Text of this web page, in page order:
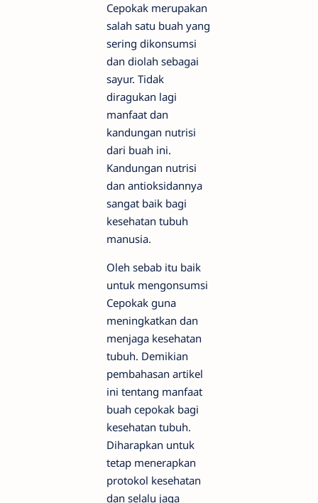
Cepokak merupakan
salah satu buah yang
sering dikonsumsi
dan diolah sebagai
sayur. Tidak
diragukan lagi
manfaat dan
kandungan nutrisi
dari buah ini.
Kandungan nutrisi
dan antioksidannya
sangat baik bagi
kesehatan tubuh
manusia.
Oleh sebab itu baik
untuk mengonsumsi
Cepokak guna
meningkatkan dan
menjaga kesehatan
tubuh. Demikian
pembahasan artikel
ini tentang manfaat
buah cepokak bagi
kesehatan tubuh.
Diharapkan untuk
tetap menerapkan
protokol kesehatan
dan selalu jaga